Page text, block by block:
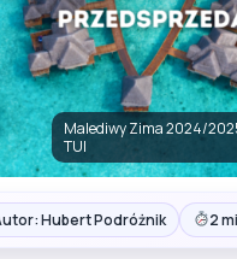
Malediwy Zima 2024/
TUI
Hubert Podróżnik 2